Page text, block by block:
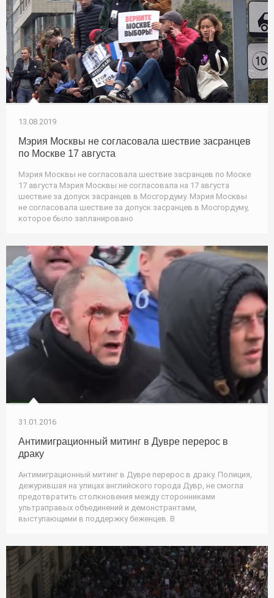
13.08.2019
Мэрия Москвы не согласовала шествие засранцев
по Москве 17 августа
Мэрия Москвы не согласовала шествие засранцев по Моске
17 августа Мэрия Москвы не согласовала на 17 августа
шествие за допуск засранцев в Мосгордуму. Мэрия Москвы
не согласовала шествие за допуск засранцев в Мосгордуму,
которое было запланировано
31.01.2016
Антимиграционный митинг в Дувре перерос в
драку
Антимиграционный митинг в Дувре перерос в драку. Полиция,
дежурившая на улицах английского города Дувр, не смогла
предотвратить столкновения между сторонниками
ультраправых объединений и демонстрантами,
выступающими в поддержку беженцев. В